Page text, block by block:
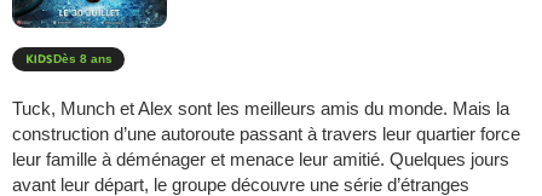
Dès 8 ans
Tuck, Munch et Alex sont les meilleurs amis du monde. Mais la
construction d’une autoroute passant à travers leur quartier force
leur famille à déménager et menace leur amitié. Quelques jours
avant leur départ, le groupe découvre une série d’étranges